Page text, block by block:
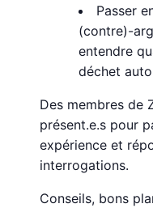
Passer
(contre)-
entendre
déchet
Des membres de
présent.e.s pour
expérience et
interrogations.
Conseils, bons